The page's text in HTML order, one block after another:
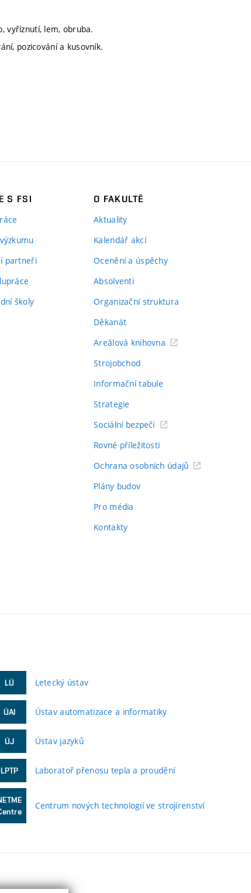
vyříznutí, lem, obruba.
pozicování a kusovník.
S FSI
partneři
školy
O FAKULTĚ
Aktuality
Kalendář akcí
Ocenění a úspěchy
Absolventi
Organizační struktura
Děkanát
Areálová knihovna
Strojobchod
Informační tabule
Strategie
Sociální bezpečí
Rovné příležitosti
Ochrana osobních údajů
Plány budov
Pro média
Kontakty
LÚ Letecký ústav
ÚAI Ústav automatizace a informatiky
ÚJ Ústav jazyků
LPTP Laboratoř přenosu tepla a proudění
Centrum nových technologií ve strojírenství